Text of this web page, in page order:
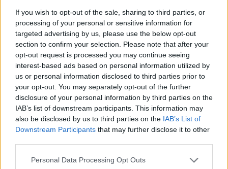
If you wish to opt-out of the sale, sharing to third parties, or
processing of your personal or sensitive information for
targeted advertising by us, please use the below opt-out
section to confirm your selection. Please note that after your
opt-out request is processed you may continue seeing
interest-based ads based on personal information utilized by
us or personal information disclosed to third parties prior to
your opt-out. You may separately opt-out of the further
disclosure of your personal information by third parties on the
IAB’s list of downstream participants. This information may
also be disclosed by us to third parties on the IAB’s List of
Downstream Participants that may further disclose it to other
Personal Data Processing Opt Outs
részvény.
Az utóbbi napokban folyamatosan esett a részvény, a 2000
forint körüli szintekről egy pillanat alatt 1230 forintig
süllyedt az árfolyam. Ez egyben azt is jelenti, hogy a
részvény közelíti a 2009 márciusában elért 1140 forintos
minimumszintet.A vállalat piacán a likviditási félelmeknek
köszönhető a jelentős mértékű eladói nyomás. Októberben
jelentősebb kötvénylejáratra...
KEDVES OLVASÓNK!
A keresett cikk a portfolio.hu hírarchívumához